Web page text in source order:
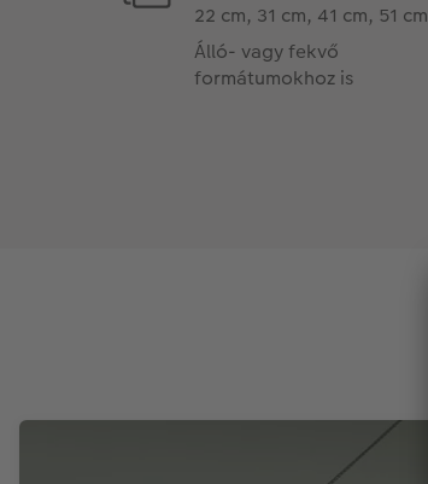
22 cm, 31 cm, 41 cm, 51 cm
Álló- vagy fekvő
formátumokhoz is